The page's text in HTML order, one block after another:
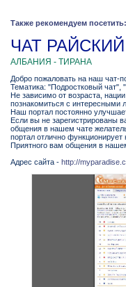
Также рекомендуем посетить:
ЧАТ
АЛБАНИЯ - ТИРАНА
Добро пожаловать на наш чат-
Тематика: "Подростковый чат",
Не зависимо от возраста,
познакомиться с интересными
Наш портал постоянно
Если вы не зарегистрированы
общения в нашем чате
портал отлично функционирует
Приятного вам общения в
Адрес сайта - http://